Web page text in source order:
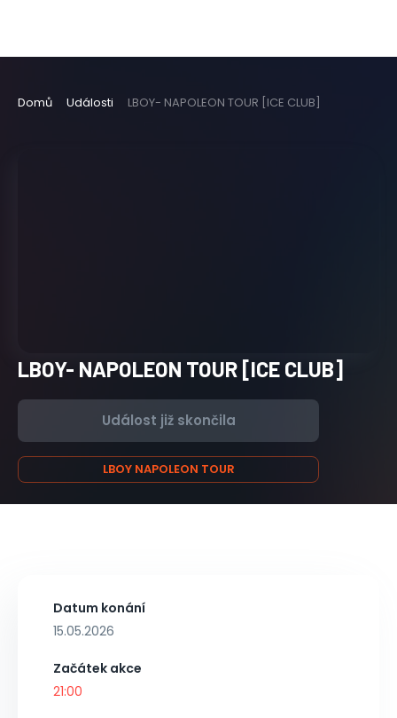
Domů Události LBOY- NAPOLEON TOUR [ICE CLUB]
LBOY- NAPOLEON TOUR [ICE CLUB]
Událost již skončila
LBOY NAPOLEON TOUR
Datum konání
15.05.2026
Začátek akce
21:00